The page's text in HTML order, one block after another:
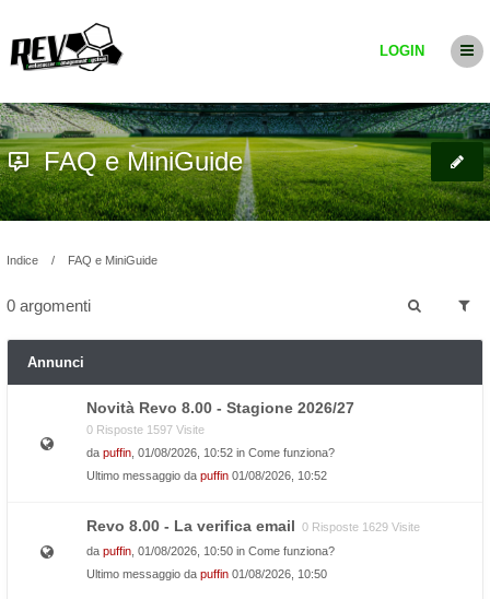
LOGIN
FAQ e MiniGuide
Indice FAQ e MiniGuide
0 argomenti
Annunci
Novità Revo 8.00 - Stagione 2026/27
0 Risposte 1597 Visite
da puffin , 01/08/2026, 10:52 in Come funziona?
Ultimo messaggio da puffin 01/08/2026, 10:52
Revo 8.00 - La verifica email 0 Risposte 1629 Visite
da puffin , 01/08/2026, 10:50 in Come funziona?
Ultimo messaggio da puffin 01/08/2026, 10:50